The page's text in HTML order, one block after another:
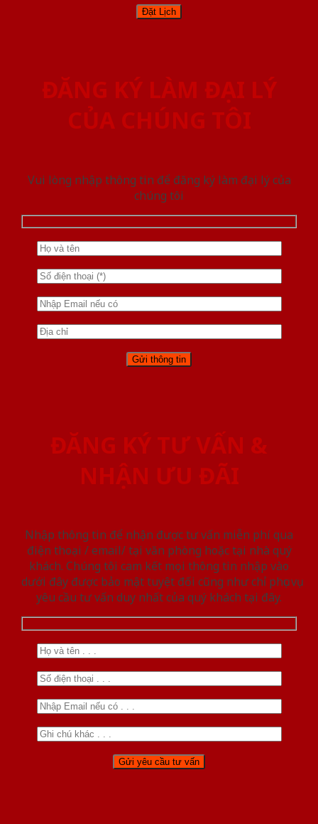
ĐĂNG KÝ LÀM ĐẠI LÝ
CỦA CHÚNG TÔI
Vui lòng nhập thông tin để đăng ký làm đại lý của
chúng tôi
ĐĂNG KÝ TƯ VẤN &
NHẬN ƯU ĐÃI
Nhập thông tin để nhận được tư vấn miễn phí qua
điện thoại / email/ tại văn phòng hoặc tại nhà quý
khách. Chúng tôi cam kết mọi thông tin nhập vào
dưới đây được bảo mật tuyệt đối cũng như chỉ phục vụ
yêu cầu tư vấn duy nhất của quý khách tại đây.